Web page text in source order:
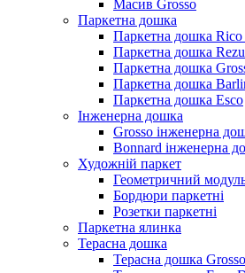
Масив Grosso
Паркетна дошка
Паркетна дошка Rico
Паркетна дошка
Паркетна дошка
Паркетна дошка
Паркетна дошка Esco
Інженерна дошка
Grosso інженерна
Bonnard інженерна
Художній паркет
Геометричний
Бордюри паркетні
Розетки паркетні
Паркетна ялинка
Терасна дошка
Терасна дошка Grosso